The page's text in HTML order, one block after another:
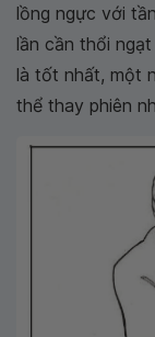
lồng ngực với
lần cần thổi
là tốt nhất, một
thể thay phiên